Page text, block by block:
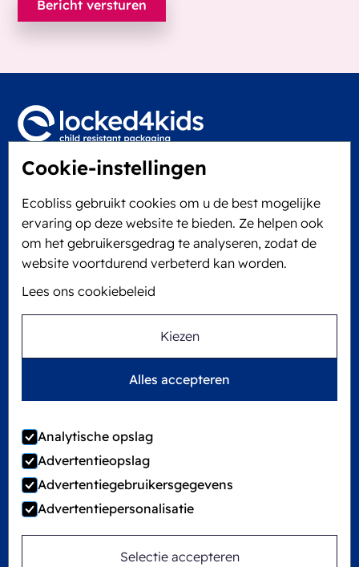
Cookie-instellingen
Ecobliss gebruikt cookies om u de best mogelijke
ervaring op deze website te bieden. Ze helpen ook
om het gebruikersgedrag te analyseren, zodat de
website voortdurend verbeterd kan worden.
Lees ons cookiebeleid
Kiezen
Alles accepteren
Analytische opslag
Advertentieopslag
Advertentiegebruikersgegevens
Advertentiepersonalisatie
Selectie accepteren
Locked4Kids B.V.
6101 XJ Echt, The Netherlands
KVK: 60610182
+31 475 390 550
Ecobliss is FSC®-gecertificeerd met
©2026Ecobliss Group
Locked4Kids maakt deel uit van